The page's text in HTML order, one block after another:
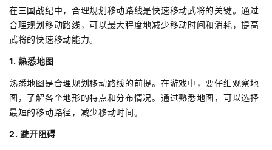
在三国战纪中，合理规划移动路线是快速移动武将的关键。通过
合理规划移动路线，可以最大程度地减少移动时间和消耗，提高
武将的快速移动能力。
1. 熟悉地图
熟悉地图是合理规划移动路线的前提。在游戏中，要仔细观察地
图，了解各个地形的特点和分布情况。通过熟悉地图，可以选择
最短的移动路径，减少移动时间。
2. 避开阻碍